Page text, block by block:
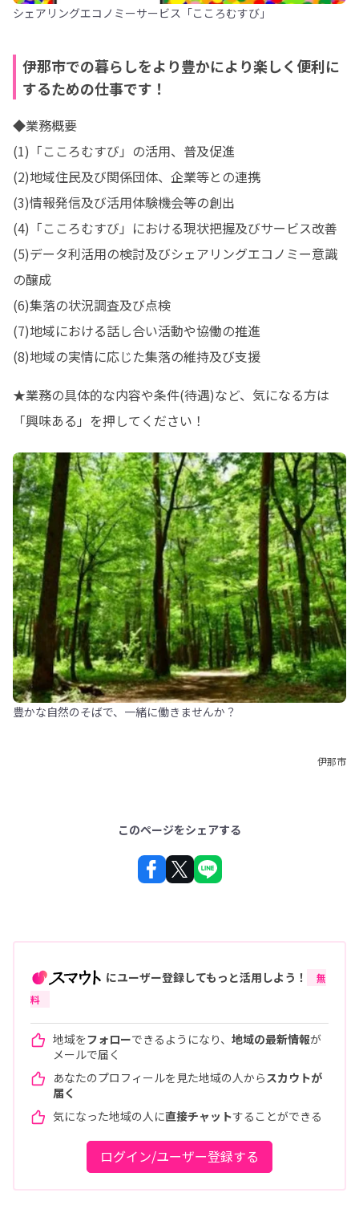
シェアリングエコノミーサービス「こころむすび」
伊那市での暮らしをより豊かにより楽しく便利に
するための仕事です！
◆業務概要
(1)「こころむすび」の活用、普及促進
(2)地域住民及び関係団体、企業等との連携
(3)情報発信及び活用体験機会等の創出
(4)「こころむすび」における現状把握及びサービス改善
(5)データ利活用の検討及びシェアリングエコノミー意識
の醸成
(6)集落の状況調査及び点検
(7)地域における話し合い活動や協働の推進
(8)地域の実情に応じた集落の維持及び支援
★業務の具体的な内容や条件(待遇)など、気になる方は
「興味ある」を押してください！
豊かな自然のそばで、一緒に働きませんか？
伊那市
このページをシェアする
にユーザー登録してもっと活用しよう！
無
料
地域をフォローできるようになり、 地域の最新情報が
メールで届く
あなたのプロフィールを見た地域の人から スカウトが
届く
気になった地域の人に直接チャットすることができる
ログイン/ユーザー登録する